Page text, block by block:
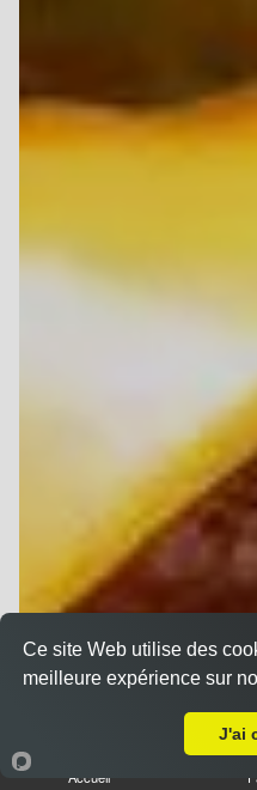
Accueil
Ce site Web utilise des
meilleure expérience sur
J'ai